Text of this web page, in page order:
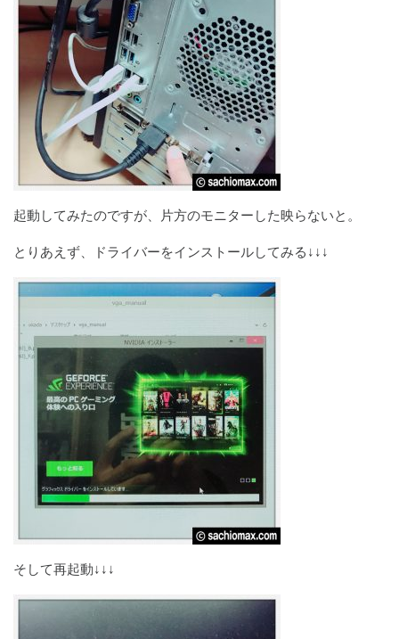
起動してみたのですが、片方のモニターした映らないと。
とりあえず、ドライバーをインストールしてみる↓↓↓
そして再起動↓↓↓